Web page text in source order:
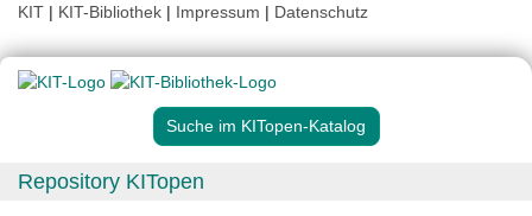
KIT | KIT-Bibliothek | Impressum | Datenschutz
Suche im KITopen-Katalog
Repository KITopen